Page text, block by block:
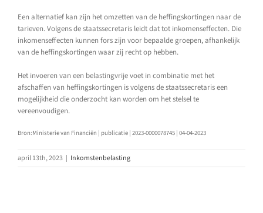
Een alternatief kan zijn het omzetten van de heffingskortingen naar de
tarieven. Volgens de staatssecretaris leidt dat tot inkomenseffecten. Die
inkomenseffecten kunnen fors zijn voor bepaalde groepen, afhankelijk
van de heffingskortingen waar zij recht op hebben.
Het invoeren van een belastingvrije voet in combinatie met het
afschaffen van heffingskortingen is volgens de staatssecretaris een
mogelijkheid die onderzocht kan worden om het stelsel te
vereenvoudigen.
Bron:Ministerie van Financiën | publicatie | 2023-0000078745 | 04-04-2023
april 13th, 2023 | Inkomstenbelasting